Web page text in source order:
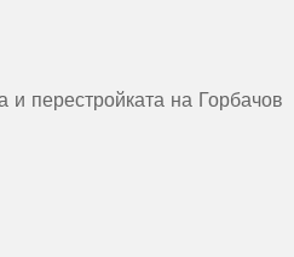
и перестройката на Горбачов